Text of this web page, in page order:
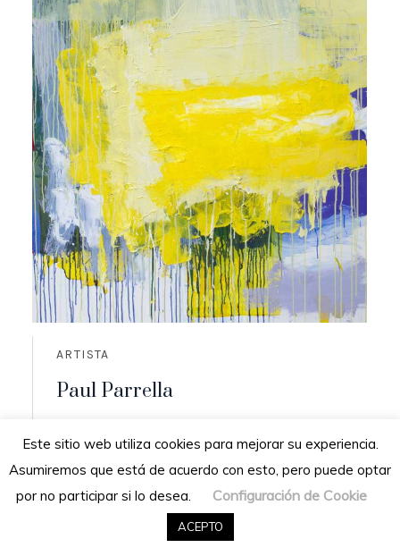
ARTISTA
Paul Parrella
Residencia: San Diego de los altos,
Venezuela
Este sitio web utiliza cookies para mejorar su experiencia.
Asumiremos que está de acuerdo con esto, pero puede optar
por no participar si lo desea.
Configuración de Cookie
ACEPTO